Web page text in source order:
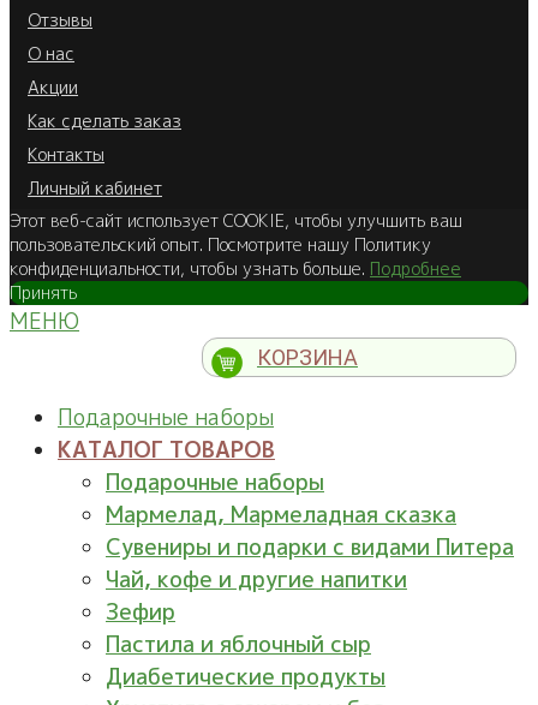
Отзывы
О нас
Акции
Как сделать заказ
Контакты
Личный кабинет
Этот веб-сайт использует COOKIE, чтобы улучшить ваш
пользовательский опыт. Посмотрите нашу Политику
конфиденциальности, чтобы узнать больше. Подробнее
Принять
МЕНЮ
КОРЗИНА
Подарочные наборы
КАТАЛОГ ТОВАРОВ
Подарочные наборы
Мармелад, Мармеладная сказка
Сувениры и подарки с видами Питера
Чай, кофе и другие напитки
Зефир
Пастила и яблочный сыр
Диабетические продукты